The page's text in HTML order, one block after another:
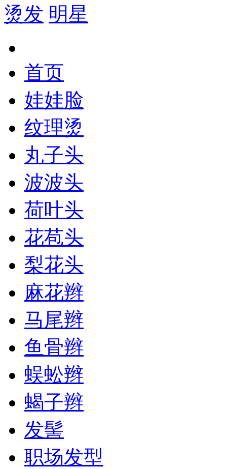
烫发 明星
首页
娃娃脸
纹理烫
丸子头
波波头
荷叶头
花苞头
梨花头
麻花辫
马尾辫
鱼骨辫
蜈蚣辫
蝎子辫
发髻
职场发型